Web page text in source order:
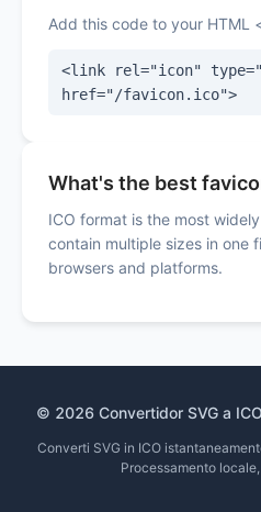
Add this code to your HTML
<link rel="icon"
href="/favicon.ico">
What's the best
ICO format is the most
contain multiple sizes in one
browsers and platforms.
© 2026 Convertidor SVG a
Converti SVG in ICO
Processamento